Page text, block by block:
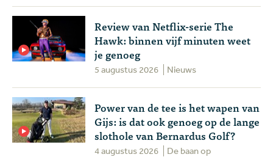
Review van Netflix-serie The
Hawk: binnen vijf minuten weet
je genoeg
5 augustus 2026 Nieuws
Power van de tee is het wapen van
Gijs: is dat ook genoeg op de lange
slothole van Bernardus Golf?
4 augustus 2026 De baan op